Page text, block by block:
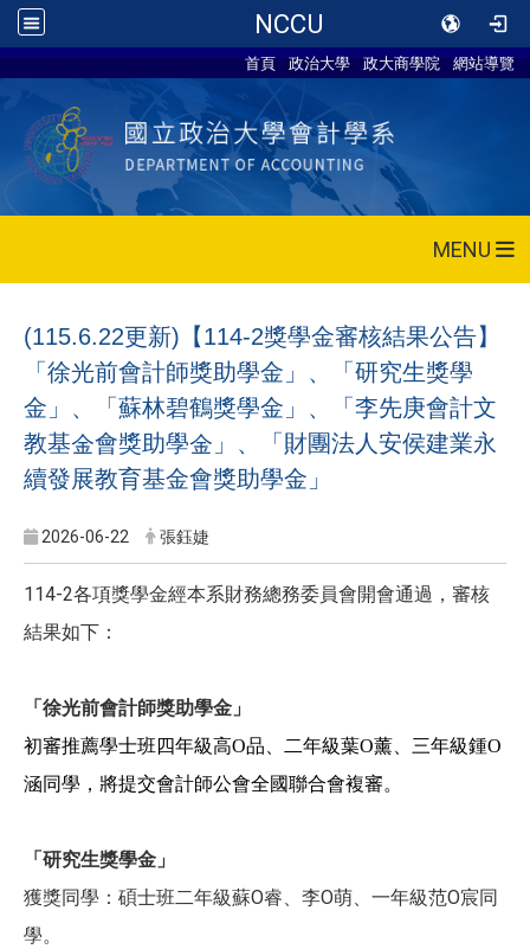
NCCU
首頁 政治大學 政大商學院 網站導覽
MENU
(115.6.22更新)【114-2獎學金審核結果公告】
「徐光前會計師獎助學金」、「研究生獎學
金」、「蘇林碧鶴獎學金」、「李先庚會計文
教基金會獎助學金」、「財團法人安侯建業永
續發展教育基金會獎助學金」
2026-06-22 張鈺婕
114-2各項獎學金經本系財務總務委員會開會通過，審核
結果如下：
「徐光前會計師獎助學金」
初審推薦學士班四年級高O品、二年級葉O薰、三年級鍾O
涵同學，將提交會計師公會全國聯合會複審。
「研究生獎學金」
獲獎同學：碩士班二年級蘇O睿、李O萌、一年級范O宸同
學。